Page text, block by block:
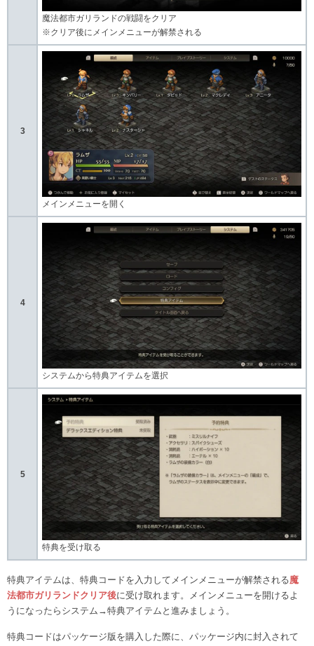
魔法都市ガリランドの戦闘をクリア
※クリア後にメインメニューが解禁される
3
メインメニューを開く
4
システムから特典アイテムを選択
5
特典を受け取る
特典アイテムは、特典コードを入力してメインメニューが解禁される魔
法都市ガリランドクリア後に受け取れます。メインメニューを開けるよ
うになったらシステム→特典アイテムと進みましょう。
特典コードはパッケージ版を購入した際に、パッケージ内に封入されて